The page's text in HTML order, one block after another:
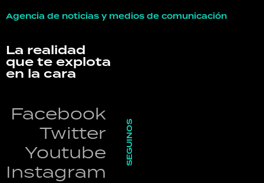
Agencia de noticias y medios de comunicación
La realidad
que te explota
en la cara
Facebook
Twitter
Youtube
Instagram
SEGUINOS